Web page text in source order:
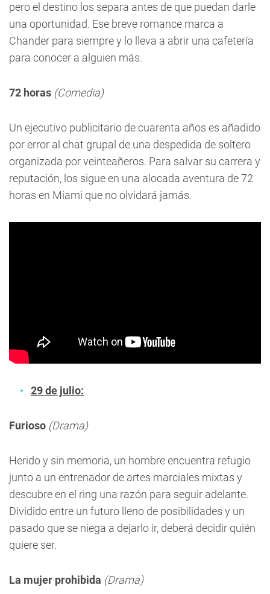
pero el destino los separa antes de que puedan darle
una oportunidad. Ese breve romance marca a
Chander para siempre y lo lleva a abrir una cafetería
para conocer a alguien más.
72 horas (Comedia)
Un ejecutivo publicitario de cuarenta años es añadido
por error al chat grupal de una despedida de soltero
organizada por veinteañeros. Para salvar su carrera y
reputación, los sigue en una alocada aventura de 72
horas en Miami que no olvidará jamás.
29 de julio:
Furioso (Drama)
Herido y sin memoria, un hombre encuentra refugio
junto a un entrenador de artes marciales mixtas y
descubre en el ring una razón para seguir adelante.
Dividido entre un futuro lleno de posibilidades y un
pasado que se niega a dejarlo ir, deberá decidir quién
quiere ser.
La mujer prohibida (Drama)